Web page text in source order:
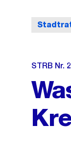
STRB Nr.